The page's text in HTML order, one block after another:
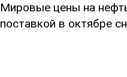
Мировые цены на
поставкой в октябре